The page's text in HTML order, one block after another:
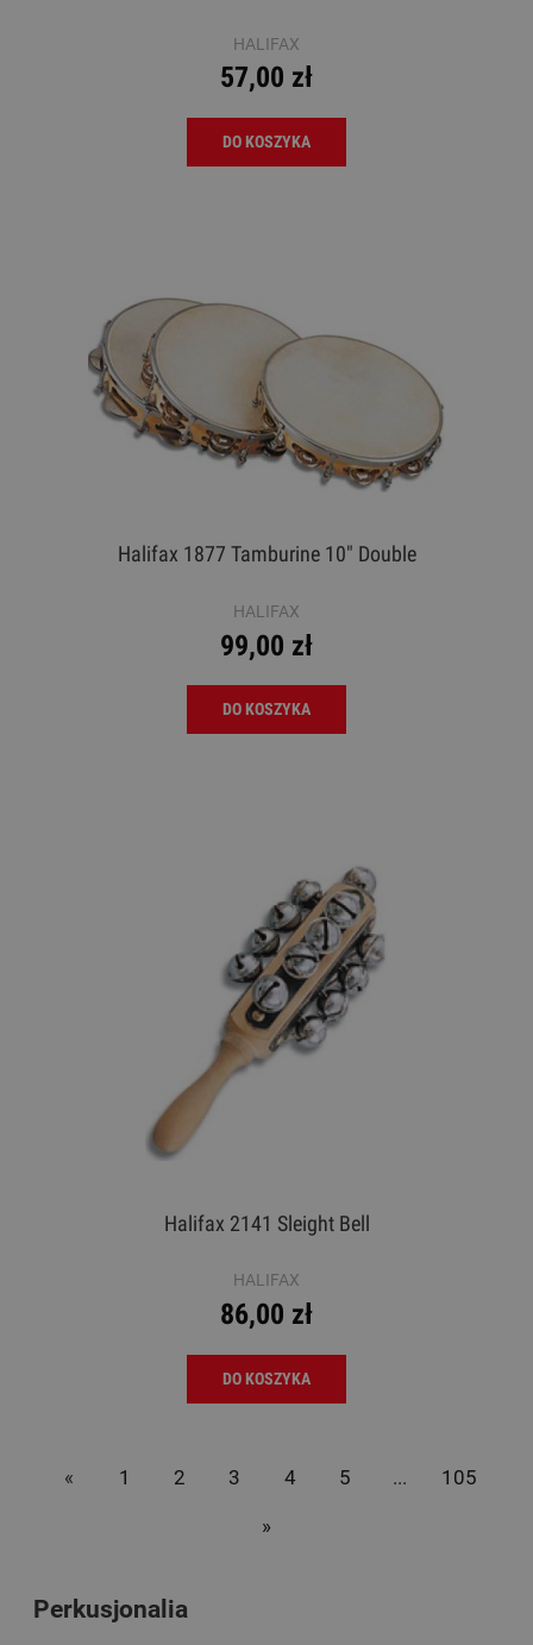
HALIFAX
57,00 zł
DO KOSZYKA
Halifax 1877 Tamburine 10" Double
HALIFAX
99,00 zł
DO KOSZYKA
Halifax 2141 Sleight Bell
HALIFAX
86,00 zł
DO KOSZYKA
« 1 2 3 4 5 ... 105
»
Perkusjonalia